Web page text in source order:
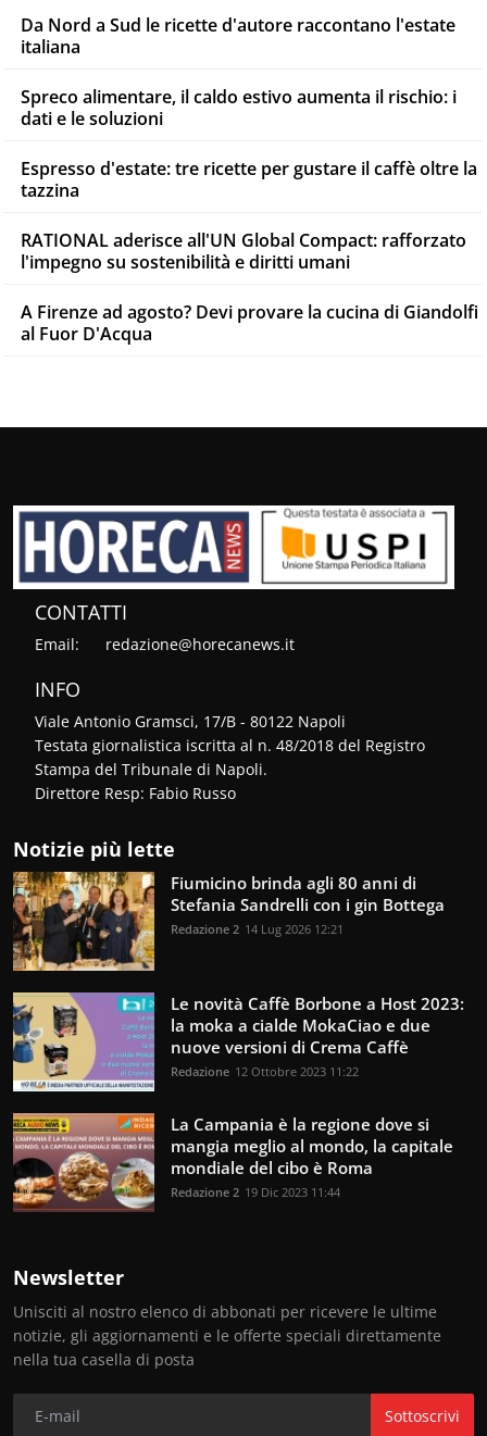
Da Nord a Sud le ricette d'autore raccontano l'estate
italiana
Spreco alimentare, il caldo estivo aumenta il rischio: i
dati e le soluzioni
Espresso d'estate: tre ricette per gustare il caffè oltre la
tazzina
RATIONAL aderisce all'UN Global Compact: rafforzato
l'impegno su sostenibilità e diritti umani
A Firenze ad agosto? Devi provare la cucina di Giandolfi
al Fuor D'Acqua
CONTATTI
Email: redazione@horecanews.it
INFO
Viale Antonio Gramsci, 17/B - 80122 Napoli
Testata giornalistica iscritta al n. 48/2018 del Registro
Stampa del Tribunale di Napoli.
Direttore Resp: Fabio Russo
Notizie più lette
Fiumicino brinda agli 80 anni di
Stefania Sandrelli con i gin Bottega
Redazione 2 14 Lug 2026 12:21
Le novità Caffè Borbone a Host 2023:
la moka a cialde MokaCiao e due
nuove versioni di Crema Caffè
Redazione 12 Ottobre 2023 11:22
La Campania è la regione dove si
mangia meglio al mondo, la capitale
mondiale del cibo è Roma
Redazione 2 19 Dic 2023 11:44
Newsletter
Unisciti al nostro elenco di abbonati per ricevere le ultime
notizie, gli aggiornamenti e le offerte speciali direttamente
nella tua casella di posta
Sottoscrivi